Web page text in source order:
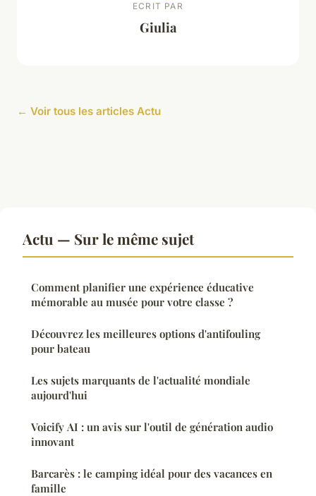
ECRIT PAR
Giulia
← Voir tous les articles Actu
Actu — Sur le même sujet
Comment planifier une expérience éducative
mémorable au musée pour votre classe ?
Découvrez les meilleures options d'antifouling
pour bateau
Les sujets marquants de l'actualité mondiale
aujourd'hui
Voicify AI : un avis sur l'outil de génération audio
innovant
Barcarès : le camping idéal pour des vacances en
famille